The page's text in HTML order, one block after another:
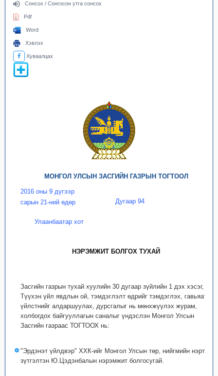
Сонсох / Сонгосон утга сонсох
Pdf
Word
Хэвлэх
Хуваалцах
МОНГОЛ УЛСЫН ЗАСГИЙН ГАЗРЫН ТОГТООЛ
2016 оны 9 дүгээр
сарын 21-ний өдөр
Дугаар 94
Улаанбаатар хот
НЭРЭМЖИТ БОЛГОХ ТУХАЙ
Засгийн газрын тухай хуулийн 30 дугаар зүйлийн 1 дэх хэсэг,
Түүхэн үйл явдлын ой, тэмдэглэлт өдрийг тэмдэглэх, гавьяат
үйлстнийг алдаршуулах, дурсгалыг нь мөнхжүүлэх журам,
холбогдох байгууллагын саналыг үндэслэн Монгол Улсын
Засгийн газраас ТОГТООХ нь:
"Эрдэнэт үйлдвэр" ХХК-ийг Монгол Улсын төр, нийгмийн нэрт
зүтгэлтэн Ю.Цэдэнбалын нэрэмжит болгосугай.